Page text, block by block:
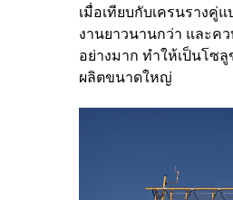
เมื่อเทียบกับเครนรางคู่
งานยาวนานกว่า และค
อย่างมาก ทำให้เป็นโซ
ผลิตขนาดใหญ่